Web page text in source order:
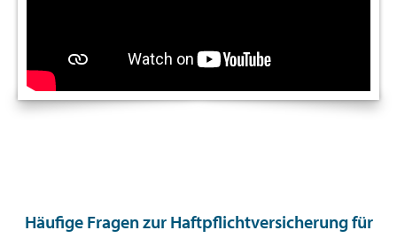
Häufige Fragen zur Haftpflichtversicherung für